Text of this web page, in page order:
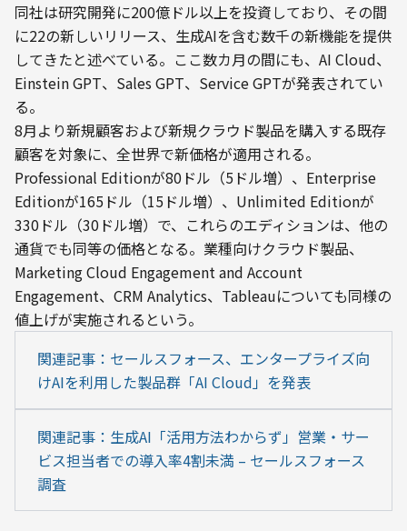
同社は研究開発に200億ドル以上を投資しており、その間
に22の新しいリリース、生成AIを含む数千の新機能を提供
してきたと述べている。ここ数カ月の間にも、AI Cloud、
Einstein GPT、Sales GPT、Service GPTが発表されてい
る。
8月より新規顧客および新規クラウド製品を購入する既存
顧客を対象に、全世界で新価格が適用される。
Professional Editionが80ドル（5ドル増）、Enterprise
Editionが165ドル（15ドル増）、Unlimited Editionが
330ドル（30ドル増）で、これらのエディションは、他の
通貨でも同等の価格となる。業種向けクラウド製品、
Marketing Cloud Engagement and Account
Engagement、CRM Analytics、Tableauについても同様の
値上げが実施されるという。
関連記事：セールスフォース、エンタープライズ向
けAIを利用した製品群「AI Cloud」を発表
関連記事：生成AI「活用方法わからず」営業・サー
ビス担当者での導入率4割未満 – セールスフォース
調査